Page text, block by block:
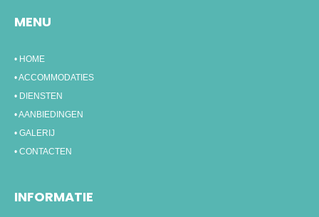
MENU
• HOME
• ACCOMMODATIES
• DIENSTEN
• AANBIEDINGEN
• GALERIJ
• CONTACTEN
INFORMATIE